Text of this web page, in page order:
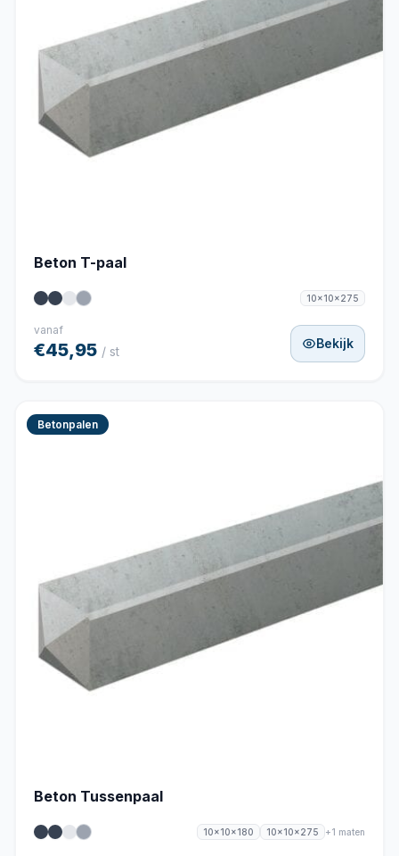
Beton T-paal
10x10x275
vanaf
€45,95 / st
Bekijk
Betonpalen
Beton Tussenpaal
10x10x180 10x10x275 +1 maten